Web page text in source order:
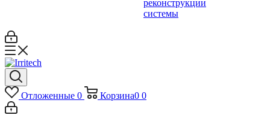
реконструкции
системы
Отложенные 0 Корзина0 0